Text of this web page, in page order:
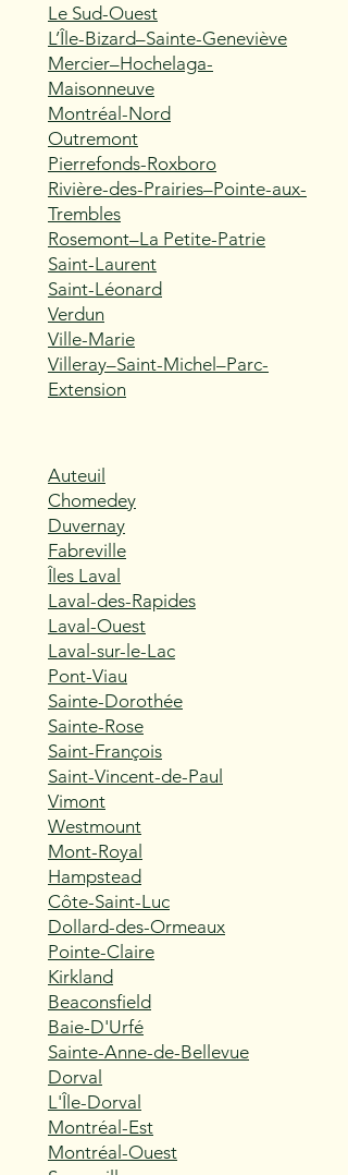
Le Sud-Ouest
L’Île-Bizard–Sainte-Geneviève
Mercier–Hochelaga-
Maisonneuve
Montréal-Nord
Outremont
Pierrefonds-Roxboro
Rivière-des-Prairies–Pointe-aux-
Trembles
Rosemont–La Petite-Patrie
Saint-Laurent
Saint-Léonard
Verdun
Ville-Marie
Villeray–Saint-Michel–Parc-
Extension
Auteuil
Chomedey
Duvernay
Fabreville
Îles Laval
Laval-des-Rapides
Laval-Ouest
Laval-sur-le-Lac
Pont-Viau
Sainte-Dorothée
Sainte-Rose
Saint-François
Saint-Vincent-de-Paul
Vimont
Westmount
Mont-Royal
Hampstead
Côte-Saint-Luc
Dollard-des-Ormeaux
Pointe-Claire
Kirkland
Beaconsfield
Baie-D'Urfé
Sainte-Anne-de-Bellevue
Dorval
L'Île-Dorval
Montréal-Est
Montréal-Ouest